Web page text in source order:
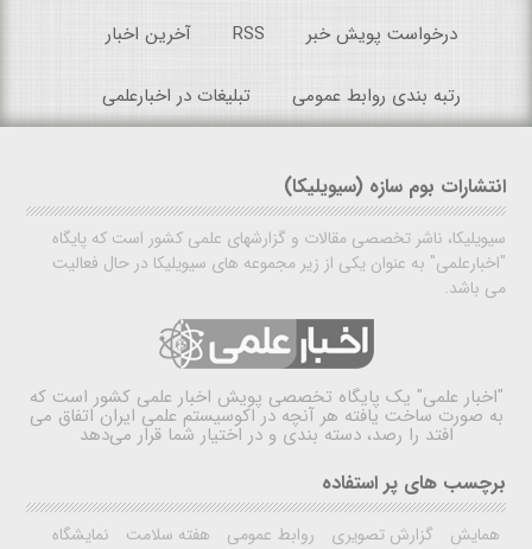
درخواست پویش خبر RSS آخرین اخبار
رتبه بندی روابط عمومی تبلیغات در اخبارعلمی
انتشارات بوم سازه (سیویلیکا)
سیویلیکا، ناشر تخصصی مقالات و گزارشهای علمی کشور است که پایگاه
"اخبارعلمی" به عنوان یکی از زیر مجموعه های سیویلیکا در حال فعالیت
می باشد.
"اخبار علمی" یک پایگاه تخصصی پویش اخبار علمی کشور است که
به صورت ساخت یافته هر آنچه در اکوسیستم علمی ایران اتفاق می
افتد را رصد، دسته بندی و در اختیار شما قرار می‌دهد
برچسب های پر استفاده
همایش گزارش تصویری روابط عمومی هفته سلامت
نمایشگاه